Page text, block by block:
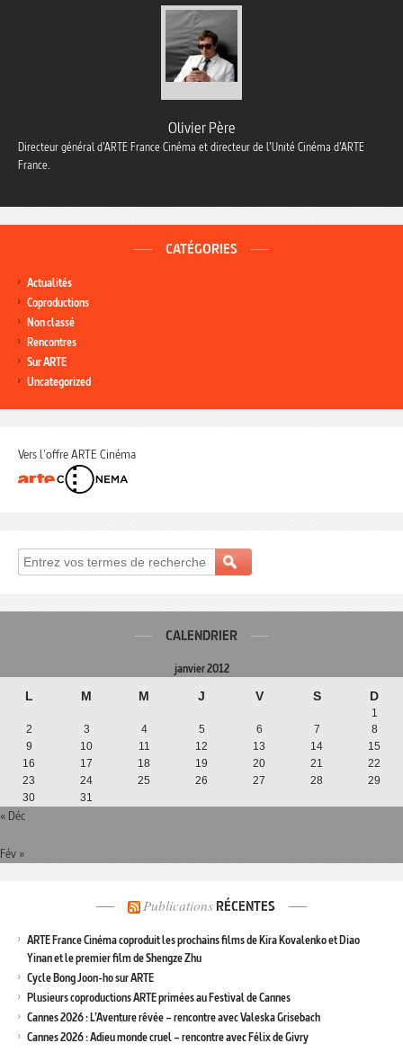
Olivier Père
Directeur général d’ARTE France Cinéma et directeur de l’Unité Cinéma d’ARTE
France.
CATÉGORIES
Actualités
Coproductions
Non classé
Rencontres
Sur ARTE
Uncategorized
Vers l'offre ARTE Cinéma
CALENDRIER
janvier 2012
L M M J V S D
1
2
3 4 5 6 7
8
9
10 11 12 13 14
15
16
17 18 19 20 21
22
23
24 25 26 27 28
29
30
31
« Déc
Fév »
Publications RÉCENTES
ARTE France Cinéma coproduit les prochains films de Kira Kovalenko et Diao
Yinan et le premier film de Shengze Zhu
Cycle Bong Joon-ho sur ARTE
Plusieurs coproductions ARTE primées au Festival de Cannes
Cannes 2026 : L’Aventure rêvée – rencontre avec Valeska Grisebach
Cannes 2026 : Adieu monde cruel – rencontre avec Félix de Givry